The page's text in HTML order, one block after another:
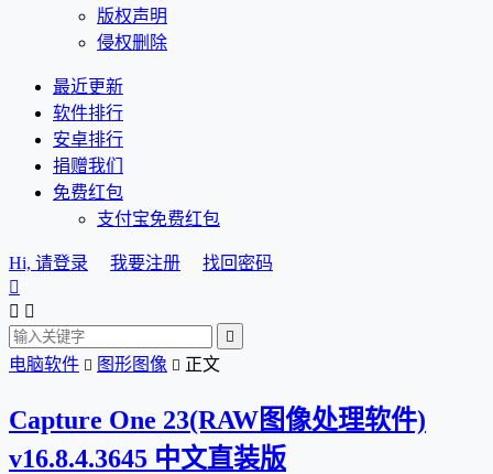
版权声明
侵权删除
最近更新
软件排行
安卓排行
捐赠我们
免费红包
支付宝免费红包
Hi, 请登录 我要注册
找回密码

 

电脑软件  图形图像  正文
Capture One 23(RAW图像处理软件)
v16.8.4.3645 中文直装版